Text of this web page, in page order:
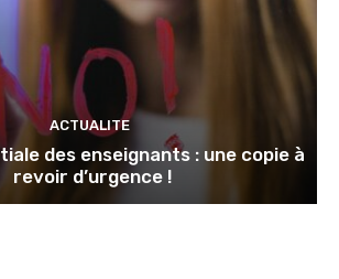
ACTUALITE
des enseignants : une copie à
revoir d’urgence !